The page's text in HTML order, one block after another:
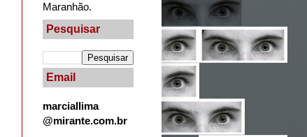
Maranhão.
Pesquisar
Email
marciallima
@mirante.com.br